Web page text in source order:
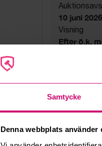
Samtycke
Denna webbplats använder
10 juni
Visning
Efter ö.k.
Export
Not
Säljare